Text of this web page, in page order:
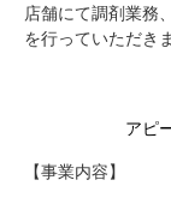
店舗にて調剤業務
を行っていただき
アピ
【事業内容】